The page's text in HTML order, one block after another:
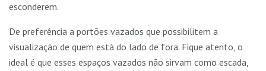
esconderem.
De preferência a portões vazados que possibilitem a
visualização de quem está do lado de fora. Fique atento, o
ideal é que esses espaços vazados não sirvam como escada,